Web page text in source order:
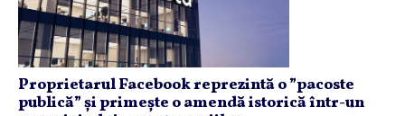
Proprietarul Facebook reprezintă o ”pacoste
publică” și primește o amendă istorică într-un